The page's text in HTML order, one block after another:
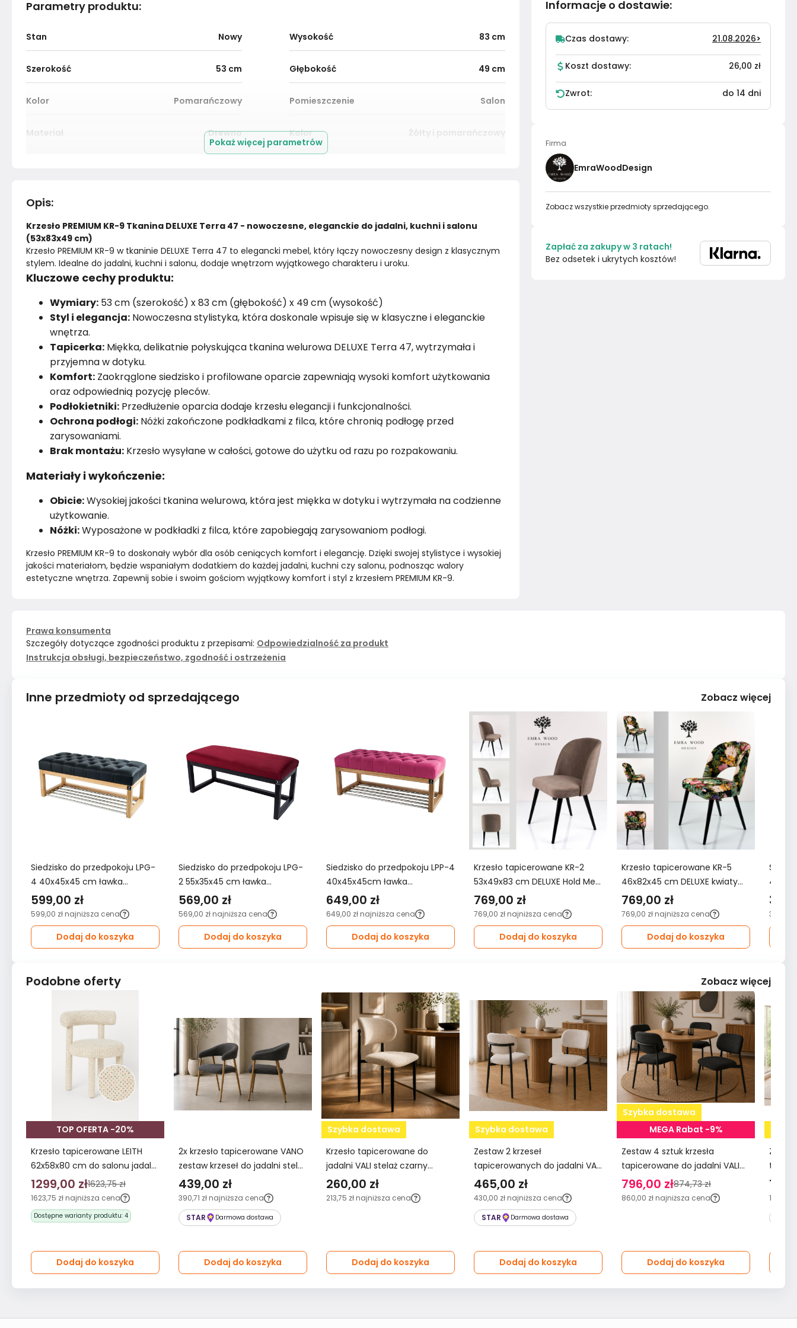
Parametry produktu:
Stan Nowy Wysokość 83 cm
Szerokość 53 cm Głębokość 49 cm
Kolor Pomarańczowy Pomieszczenie Salon
Materiał Drewno Kolor Żółty i pomarańczowy
Rok produkcji
Pokaż więcej parametrów
Opis:
Krzesło PREMIUM KR-9 Tkanina DELUXE Terra 47 - nowoczesne, eleganckie do jadalni, kuchni i salonu
(53x83x49 cm)
Krzesło PREMIUM KR-9 w tkaninie DELUXE Terra 47 to elegancki mebel, który łączy nowoczesny design z klasycznym
stylem. Idealne do jadalni, kuchni i salonu, dodaje wnętrzom wyjątkowego charakteru i uroku.
Kluczowe cechy produktu:
Wymiary: 53 cm (szerokość) x 83 cm (głębokość) x 49 cm (wysokość)
Styl i elegancja: Nowoczesna stylistyka, która doskonale wpisuje się w klasyczne i eleganckie
wnętrza.
Tapicerka: Miękka, delikatnie połyskująca tkanina welurowa DELUXE Terra 47, wytrzymała i
przyjemna w dotyku.
Komfort: Zaokrąglone siedzisko i profilowane oparcie zapewniają wysoki komfort użytkowania
oraz odpowiednią pozycję pleców.
Podłokietniki: Przedłużenie oparcia dodaje krzesłu elegancji i funkcjonalności.
Ochrona podłogi: Nóżki zakończone podkładkami z filca, które chronią podłogę przed
zarysowaniami.
Brak montażu: Krzesło wysyłane w całości, gotowe do użytku od razu po rozpakowaniu.
Materiały i wykończenie:
Obicie:Wysokiej jakości tkanina welurowa, która jest miękka w dotyku i wytrzymała na codzienne
użytkowanie.
Nóżki:Wyposażone w podkładki z filca, które zapobiegają zarysowaniom podłogi.
Krzesło PREMIUM KR-9 to doskonały wybór dla osób ceniących komfort i elegancję. Dzięki swojej stylistyce i wysokiej
jakości materiałom, będzie wspaniałym dodatkiem do każdej jadalni, kuchni czy salonu, podnosząc walory
estetyczne wnętrza. Zapewnij sobie i swoim gościom wyjątkowy komfort i styl z krzesłem PREMIUM KR-9.
Informacje o dostawie:
Czas dostawy: 21.08.2026>
Koszt dostawy: 26,00 zł
Zwrot: do 14 dni
Firma
EmraWoodDesign
Zobacz wszystkie przedmioty sprzedającego.
Zapłać za zakupy w 3 ratach!
Bez odsetek i ukrytych kosztów!
Prawa konsumenta
Szczegóły dotyczące zgodności produktu z przepisami: Odpowiedzialność za produkt
Instrukcja obsługi, bezpieczeństwo, zgodność i ostrzeżenia
Inne przedmioty od sprzedającego Zobacz więcej
Siedzisko do przedpokoju LPG-
4 40x45x45 cm ławka
tapicerowana stelaż orzech
ekoskóra czarna
599,00 zł
599,00 zł najniższa cena
Dodaj do koszyka
Siedzisko do przedpokoju LPG-
2 55x35x45 cm ławka
tapicerowana nogi czarne
tkanina Piano 06 bordowy
569,00 zł
569,00 zł najniższa cena
Dodaj do koszyka
Siedzisko do przedpokoju LPP-4
40x45x45cm ławka
tapicerowana stelaż naturalny
welwet różowy
649,00 zł
649,00 zł najniższa cena
Dodaj do koszyka
Krzesło tapicerowane KR-2
53x49x83 cm DELUXE Hold Me
03 do jadalni brązowe
769,00 zł
769,00 zł najniższa cena
Dodaj do koszyka
Krzesło tapicerowane KR-5
46x82x45 cm DELUXE kwiaty
mix do jadalni czarny
769,00 zł
769,00 zł najniższa cena
Dodaj do koszyka
4
329,00
Podobne oferty Zobacz więcej
TOP OFERTA -20%
Krzesło tapicerowane LEITH
62x58x80 cm do salonu jadalni
jasnokremowe ozdobna nitka
nowoczesny desing
1299,00 zł1623,75 zł
1623,75 zł najniższa cena
Dostępne warianty produktu: 4
Dodaj do koszyka
2x krzesło tapicerowane VANO
zestaw krzeseł do jadalni stelaż
kolor dąb tkanina szenil szary
439,00 zł
390,71 zł najniższa cena
STAR
Darmowa dostawa
Dodaj do koszyka
Szybka dostawa
Krzesło tapicerowane do
jadalni VALI stelaż czarny
tkanina Aragon jasny beż
260,00 zł
213,75 zł najniższa cena
Dodaj do koszyka
Szybka dostawa
Zestaw 2 krzeseł
tapicerowanych do jadalni VALI
stelaż czarny, tkanina Aragon
jasny beż
465,00 zł
430,00 zł najniższa cena
STAR
Darmowa dostawa
Dodaj do koszyka
Szybka dostawa
MEGA Rabat -9%
Zestaw 4 sztuk krzesła
tapicerowane do jadalni VALI
stelaż czarny tkanina Aragon
grafit
796,00 zł874,73 zł
860,00 zł najniższa cena
Dodaj do koszyka
stelaż
szary
1140,00